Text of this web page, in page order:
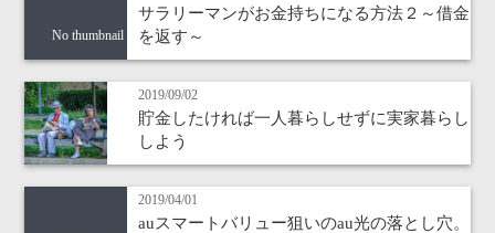
No thumbnail
サラリーマンがお金持ちになる方法２～借金
を返す～
2019/09/02
貯金したければ一人暮らしせずに実家暮らし
しよう
2019/04/01
auスマートバリュー狙いのau光の落とし穴。